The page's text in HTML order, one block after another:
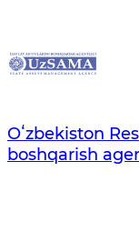
Oʻzbekiston
boshqarish